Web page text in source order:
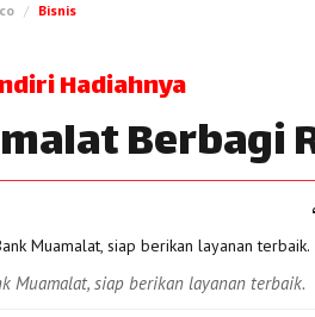
Bisnis
Hadiahnya
Berbagi
Muamalat, siap berikan layanan terbaik.